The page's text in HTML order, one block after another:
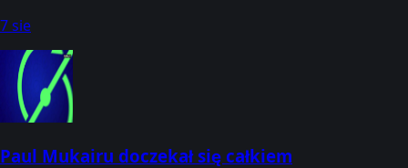
7 sie
Paul Mukairu doczekał się całkiem